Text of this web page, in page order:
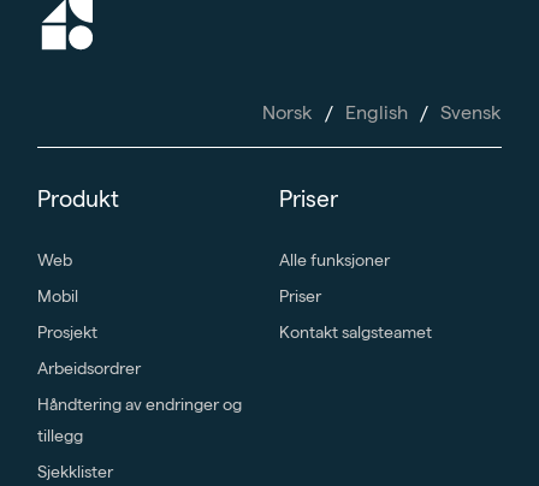
Norsk / English / Svensk
Produkt Priser
Web
Mobil
Prosjekt
Arbeidsordrer
Håndtering av endringer og
tillegg
Sjekklister
Alle funksjoner
Priser
Kontakt salgsteamet